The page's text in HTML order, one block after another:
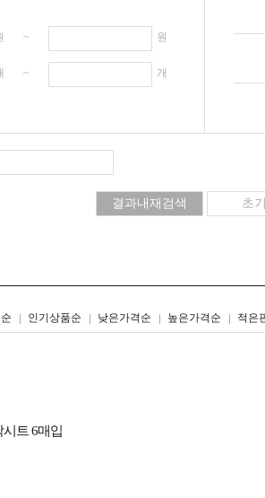
~ 원
~ 개
인기상품순 낮은가격순 높은가격순 적은
리스트형갤러리형
트 6매입